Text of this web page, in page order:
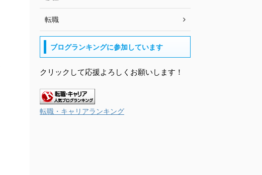
転職
ブログランキングに参加しています
クリックして応援よろしくお願いします！
転職・キャリアランキング